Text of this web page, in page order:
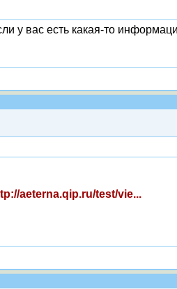
у вас есть какая-то
aeterna.qip.ru/test/vie...